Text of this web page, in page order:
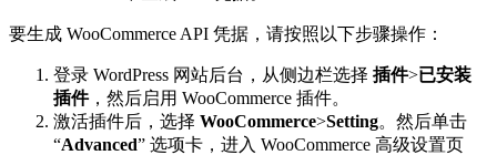
要生成 WooCommerce API 凭据，请按照以下步骤操作：
登录 WordPress 网站后台，从侧边栏选择 插件>已安装
插件，然后启用 WooCommerce 插件。
激活插件后，选择 WooCommerce>Setting。然后单击
“Advanced” 选项卡，进入 WooCommerce 高级设置页